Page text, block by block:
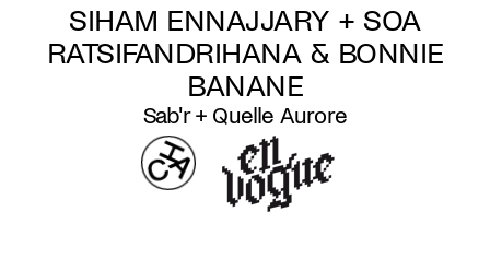
SIHAM ENNAJJARY + SOA
RATSIFANDRIHANA & BONNIE
BANANE
Sab'r + Quelle Aurore